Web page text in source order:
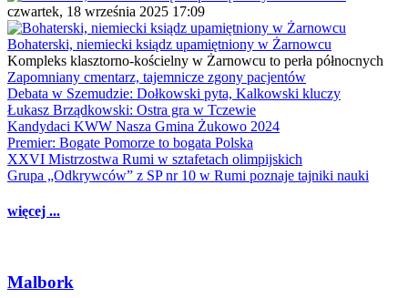
czwartek, 18 września 2025 17:09
Bohaterski, niemiecki ksiądz upamiętniony w Żarnowcu
Kompleks klasztorno-kościelny w Żarnowcu to perła północnych
Zapomniany cmentarz, tajemnicze zgony pacjentów
Debata w Szemudzie: Dołkowski pyta, Kalkowski kluczy
Łukasz Brządkowski: Ostra gra w Tczewie
Kandydaci KWW Nasza Gmina Żukowo 2024
Premier: Bogate Pomorze to bogata Polska
XXVI Mistrzostwa Rumi w sztafetach olimpijskich
Grupa „Odkrywców” z SP nr 10 w Rumi poznaje tajniki nauki
więcej ...
Malbork